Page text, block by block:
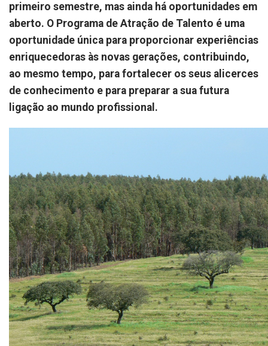
primeiro semestre, mas ainda há oportunidades em
aberto. O Programa de Atração de Talento é uma
oportunidade única para proporcionar experiências
enriquecedoras às novas gerações, contribuindo,
ao mesmo tempo, para fortalecer os seus alicerces
de conhecimento e para preparar a sua futura
ligação ao mundo profissional.